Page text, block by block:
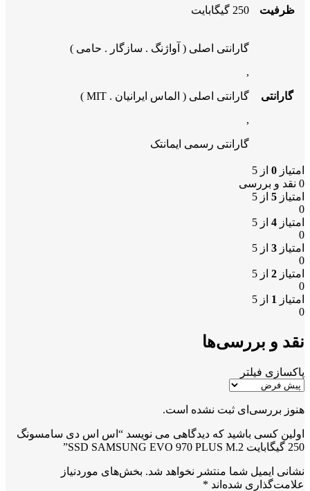
ظرفیت 250 گیگابایت
گارانتی
گارانتی اصلی ( آواژنگ . سازگار . حامی )
,
گارانتی اصلی ( الماس ایرانیان . MIT )
,
گارانتی رسمی ایمانتک
امتیاز 0 از 5
0 نقد و بررسی
امتیاز 5 از 5
0
امتیاز 4 از 5
0
امتیاز 3 از 5
0
امتیاز 2 از 5
0
امتیاز 1 از 5
0
نقد و بررسی‌ها
پاکسازی فیلتر
هنوز بررسی‌ای ثبت نشده است.
اولین کسی باشید که دیدگاهی می نویسد “اس اس دی سامسونگ
250 گیگابایت SSD SAMSUNG EVO 970 PLUS M.2”
نشانی ایمیل شما منتشر نخواهد شد. بخش‌های موردنیاز
علامت‌گذاری شده‌اند *